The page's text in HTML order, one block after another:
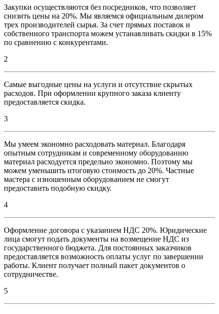
Закупки осуществляются без посредников, что позволяет
снизить цены на 20%. Мы являемся официальным дилером
трех производителей сырья. За счет прямых поставок и
собственного транспорта можем устанавливать скидки в 15%
по сравнению с конкурентами.
2
Самые выгодные цены на услуги и отсутствие скрытых
расходов. При оформлении крупного заказа клиенту
предоставляется скидка.
3
Мы умеем экономно расходовать материал. Благодаря
опытным сотрудникам и современному оборудованию
материал расходуется предельно экономно. Поэтому мы
можем уменьшить итоговую стоимость до 20%. Частные
мастера с изношенным оборудованием не смогут
предоставить подобную скидку.
4
Оформление договора с указанием НДС 20%. Юридические
лица смогут подать документы на возмещение НДС из
государственного бюджета. Для постоянных заказчиков
предоставляется возможность оплаты услуг по завершении
работы. Клиент получает полный пакет документов о
сотрудничестве.
5